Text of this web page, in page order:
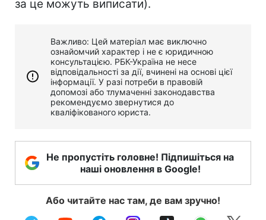
за це можуть виписати).
Важливо: Цей матеріал має виключно
ознайомчий характер і не є юридичною
консультацією. РБК-Україна не несе
відповідальності за дії, вчинені на основі цієї
інформації. У разі потреби в правовій
допомозі або тлумаченні законодавства
рекомендуємо звернутися до
кваліфікованого юриста.
Не пропустіть головне! Підпишіться на
наші оновлення в Google!
Або читайте нас там, де вам зручно!